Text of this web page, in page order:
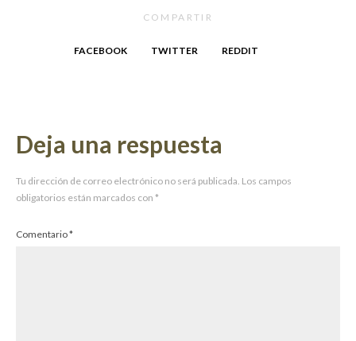
COMPARTIR
FACEBOOK TWITTER REDDIT
Deja una respuesta
Tu dirección de correo electrónico no será publicada. Los campos
obligatorios están marcados con *
Comentario*